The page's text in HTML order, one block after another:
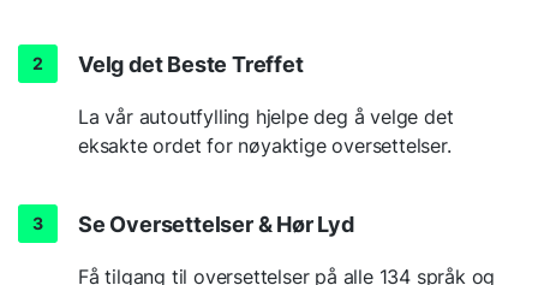
Velg det Beste Treffet
La vår autoutfylling hjelpe deg å velge det
eksakte ordet for nøyaktige oversettelser.
Se Oversettelser & Hør Lyd
Få tilgang til oversettelser på alle 134 språk og